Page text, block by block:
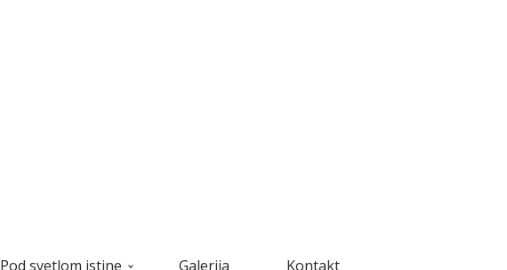
Pod svetlom istine Galerija Kontakt